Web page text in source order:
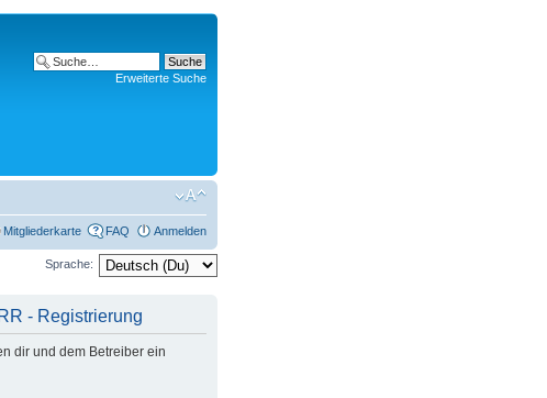
Erweiterte Suche
Mitgliederkarte FAQ Anmelden
Sprache:
- Registrierung
dir und dem Betreiber ein